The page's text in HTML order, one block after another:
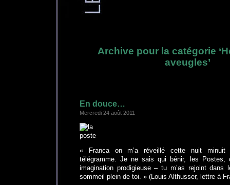
Archive pour la catégorie
aveugles’
En douce…
Mercredi 24 août 2011
« Franca on m’a réveillé cette nuit minuit
télégramme. Je ne sais qui bénir, les Postes,
imagination prodigieuse – tu m’as rejoint
sommeil plein de toi. » (Louis Althusser, lettre à